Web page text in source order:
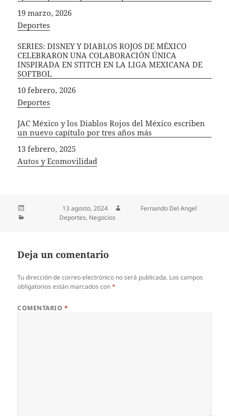
Fecha
19 marzo, 2026
In relation to
Deportes
SERIES: DISNEY Y DIABLOS ROJOS DE MÉXICO
CELEBRARON UNA COLABORACIÓN ÚNICA
INSPIRADA EN STITCH EN LA LIGA MEXICANA DE
SOFTBOL
Fecha
10 febrero, 2026
In relation to
Deportes
JAC México y los Diablos Rojos del México escriben
un nuevo capítulo por tres años más
Fecha
13 febrero, 2025
In relation to
Autos y Ecomovilidad
13 agosto, 2024
Fernando Del Angel
Deportes, Negocios
Deja un comentario
Tu dirección de correo electrónico no será publicada. Los campos
obligatorios están marcados con*
COMENTARIO *